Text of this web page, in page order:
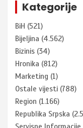
Kategorije
BiH (521)
Bijeljina (4.562)
Bizinis (34)
Hronika (812)
Marketing (1)
Ostale vijesti (788)
Region (1.166)
Republika Srpska